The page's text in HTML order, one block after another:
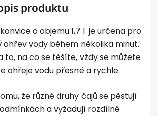
produktu
o objemu 1,7 l je určena pro
vody během několika minut.
to, na co se těšíte, vždy se můžete
ohřeje vodu přesně a rychle.
že různé druhy čajů se pěstují
a vyžadují rozdílné